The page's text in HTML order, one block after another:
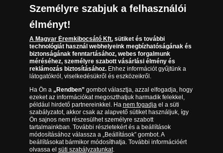
Társaságunkról
Az érmék és érmek ára és értéke
Gyakran ismételt kérdések
Adatkezelés
(díjmentesen hívható hétfőtől csütörtökig 9.00 és 17.00
óra között, péntekenként 9.00 és 15.00 óra között)
Személyre szabjuk a felhasználói
élményt!
A Magyar Éremkibocsátó Kft.sütiket és további
technológiát használ webhelyeink megbízhatóságának és
biztonságának fenntartásához, webes forgalmunk
méréséhez, személyre szabott vásárlási élmény és
reklámozás biztosításához.Ehhez információt gyűjtünk a
látogatókról, viselkedésükről és eszközeikről.
Ha Ön a „Rendben”gombot választja, azzal elfogadja, hogy
ezeket az információkat megoszthatjuk harmadik felekkel,
például hirdető partnereinkkel. Ha nem fogadjael a süti
szabályzatot, akkor csak az alapvető sütiket használjuk, így
Ön sajnos nem részesülhet személyre szabott
tartalmainkban. További részletekért és a beállítások
módosításához válassza a „Beállítások” gombot. A
beállításokat bármikor módosíthatja. További információért
olvassa el süti szabályzatunkat.